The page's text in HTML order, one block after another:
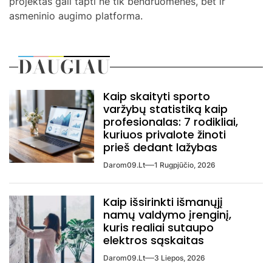
asmeninio augimo platforma.
DAUGIAU
Kaip skaityti sporto
varžybų statistiką kaip
profesionalas: 7 rodikliai,
kuriuos privalote žinoti
prieš dedant lažybas
Darom09.lt 1 Rugpjūčio, 2026
Kaip išsirinkti išmanųjį
namų valdymo įrenginį,
kuris realiai sutaupo
elektros sąskaitas
Darom09.lt 3 Liepos, 2026